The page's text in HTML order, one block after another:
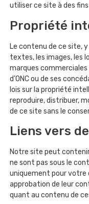
utiliser ce site à des
Propriété
Le contenu de ce site,
textes, les images, les
marques
d’ONC ou de ses
lois sur la propriété
reproduire, distribuer,
de ce site sans le
Liens vers
Notre site peut
ne sont pas sous le
uniquement pour
approbation de leur
quant au contenu de